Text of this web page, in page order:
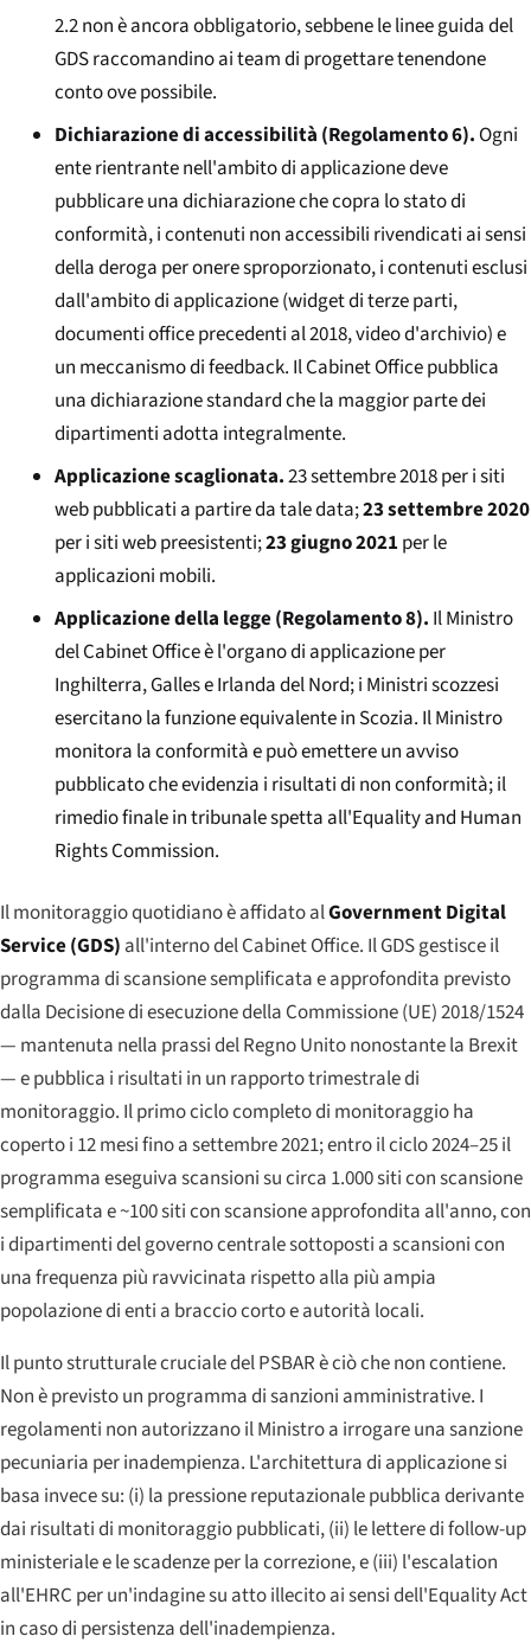
2.2 non è ancora obbligatorio, sebbene le linee guida del
GDS raccomandino ai team di progettare tenendone
conto ove possibile.
Dichiarazione di accessibilità (Regolamento 6).Ogni
ente rientrante nell'ambito di applicazione deve
pubblicare una dichiarazione che copra lo stato di
conformità, i contenuti non accessibili rivendicati ai sensi
della deroga per onere sproporzionato, i contenuti esclusi
dall'ambito di applicazione (widget di terze parti,
documenti office precedenti al 2018, video d'archivio) e
un meccanismo di feedback. Il Cabinet Office pubblica
una dichiarazione standard che la maggior parte dei
dipartimenti adotta integralmente.
Applicazione scaglionata.23 settembre 2018 per i siti
web pubblicati a partire da tale data;23 settembre 2020
per i siti web preesistenti;23 giugno 2021 per le
applicazioni mobili.
Applicazione della legge (Regolamento 8). Il Ministro
del Cabinet Office è l'organo di applicazione per
Inghilterra, Galles e Irlanda del Nord; i Ministri scozzesi
esercitano la funzione equivalente in Scozia. Il Ministro
monitora la conformità e può emettere un avviso
pubblicato che evidenzia i risultati di non conformità; il
rimedio finale in tribunale spetta all'Equality and Human
Rights Commission.
Il monitoraggio quotidiano è affidato alGovernment Digital
Service (GDS) all'interno del Cabinet Office. Il GDS gestisce il
programma di scansione semplificata e approfondita previsto
dalla Decisione di esecuzione della Commissione (UE) 2018/1524
— mantenuta nella prassi del Regno Unito nonostante la Brexit
— e pubblica i risultati in un rapporto trimestrale di
monitoraggio. Il primo ciclo completo di monitoraggio ha
coperto i 12 mesi fino a settembre 2021; entro il ciclo 2024–25 il
programma eseguiva scansioni su circa 1.000 siti con scansione
semplificata e ~100 siti con scansione approfondita all'anno, con
i dipartimenti del governo centrale sottoposti a scansioni con
una frequenza più ravvicinata rispetto alla più ampia
popolazione di enti a braccio corto e autorità locali.
Il punto strutturale cruciale del PSBAR è ciò chenoncontiene.
Non è previsto un programma di sanzioni amministrative. I
regolamenti non autorizzano il Ministro a irrogare una sanzione
pecuniaria per inadempienza. L'architettura di applicazione si
basa invece su: (i) la pressione reputazionale pubblica derivante
dai risultati di monitoraggio pubblicati, (ii) le lettere di follow-up
ministeriale e le scadenze per la correzione, e (iii) l'escalation
all'EHRC per un'indagine su atto illecito ai sensi dell'Equality Act
in caso di persistenza dell'inadempienza.